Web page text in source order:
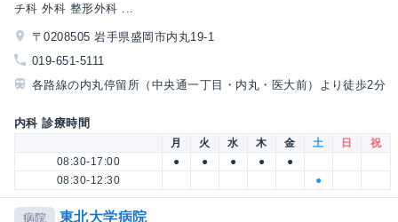
チ科 外科 整形外科 ...
〒0208505 岩手県盛岡市内丸19-1
019-651-5111
各路線の内丸停留所（中央通一丁目・内丸・医大前）より徒歩2分
内科 診療時間
月 火 水 木 金 土 日
祝
08:30-17:00
● ● ● ●
●
08:30-12:30
●
病院 東北大学病院